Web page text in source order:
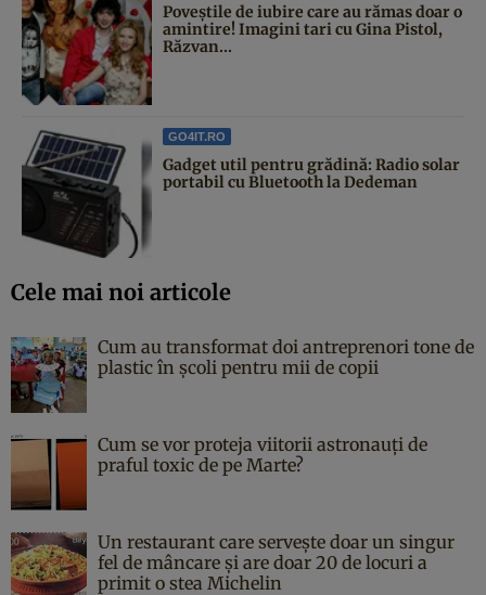
Poveştile de iubire care au rămas doar o
amintire! Imagini tari cu Gina Pistol,
Răzvan...
GO4IT.RO
Gadget util pentru grădină: Radio solar
portabil cu Bluetooth la Dedeman
Cele mai noi articole
Cum au transformat doi antreprenori tone de
plastic în școli pentru mii de copii
Cum se vor proteja viitorii astronauți de
praful toxic de pe Marte?
Un restaurant care servește doar un singur
fel de mâncare și are doar 20 de locuri a
primit o stea Michelin